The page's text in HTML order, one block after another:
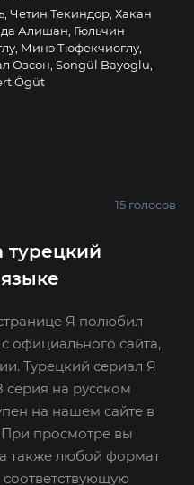
Четин Текиндор, Хакан
Алишан, Гюльчин
Минэ Тюфекчиоглу,
Озсон, Songül Bayoglu,
Ögüt
15 голосов
турецкий
Я полюбил
официального сайта,
Турецкий сериал Я
серия на русском
на нашем сайте в
просмотре вы
также любой формат